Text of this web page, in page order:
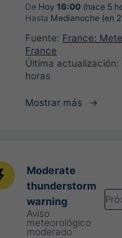
De Hoy 16:00 (hace 5
Hasta Medianoche (en
Fuente: France:
France
Última actualización:
horas
Mostrar más
Moderate
thunderstorm
warning
Aviso
meteorológico
moderado